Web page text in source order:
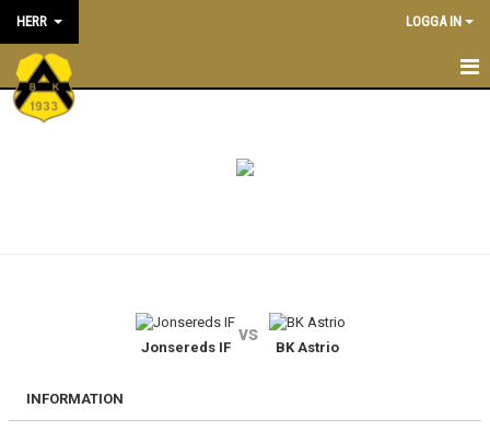
HERR LOGGA IN
NYHETER
Jonsereds IF
vs
BK Astrio
INFORMATION